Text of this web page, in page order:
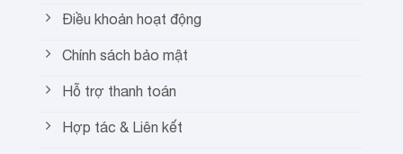
Điều khoản hoạt động
Chính sách bảo mật
Hỗ trợ thanh toán
Hợp tác & Liên kết